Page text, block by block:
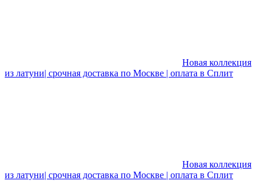
Новая коллекция
из латуни| срочная доставка по Москве | оплата в Сплит
Новая коллекция
из латуни| срочная доставка по Москве | оплата в Сплит